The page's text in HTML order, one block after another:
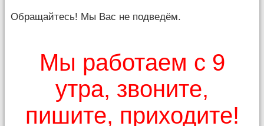
Обращайтесь! Мы Вас не подведём.
Мы работаем с 9
утра, звоните,
пишите, приходите!